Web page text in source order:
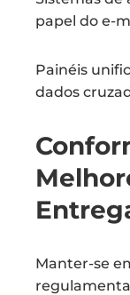
papel do e-
Painéis
dados
Manter-se